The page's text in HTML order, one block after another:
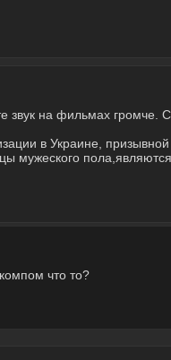
звук на фильмах громче.
в Украине,
мужеского
что то?